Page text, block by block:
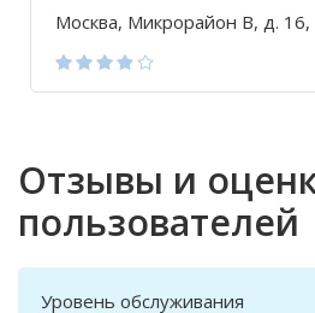
Москва, Микрорайон В, д.
Отзывы и
пользователей
Уровень обслуживания